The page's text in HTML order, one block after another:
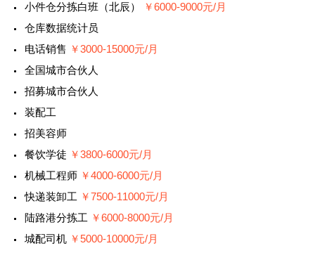
小件仓分拣白班（北辰）
￥6000-9000元/月
仓库数据统计员
电话销售 ￥3000-15000元/月
全国城市合伙人
招募城市合伙人
装配工
招美容师
餐饮学徒 ￥3800-6000元/月
机械工程师 ￥4000-6000元/月
快递装卸工 ￥7500-11000元/月
陆路港分拣工 ￥6000-8000元/月
城配司机 ￥5000-10000元/月